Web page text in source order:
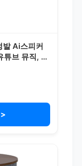
발 Ai스피커
튜브 뮤직, 네